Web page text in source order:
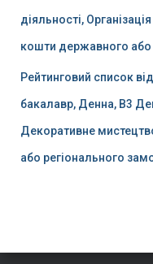
діяльності,
кошти державного або
Рейтинговий список
бакалавр, Денна, B3
Декоративне
або регіонального